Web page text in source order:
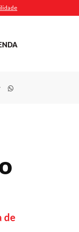
TikTokWhatsapp
de